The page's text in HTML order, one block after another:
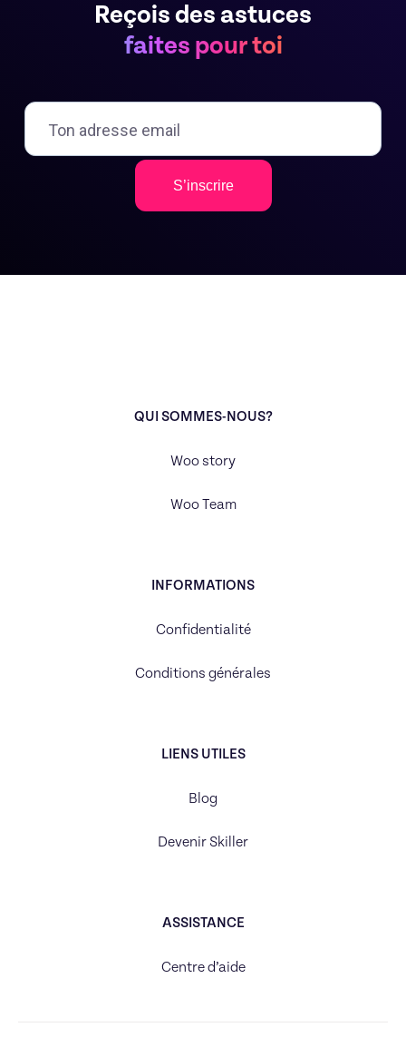
Reçois des astuces
faites pour toi
S’inscrire
QUI SOMMES-NOUS?
Woo story
Woo Team
INFORMATIONS
Confidentialité
Conditions générales
LIENS UTILES
Blog
Devenir Skiller
ASSISTANCE
Centre d’aide